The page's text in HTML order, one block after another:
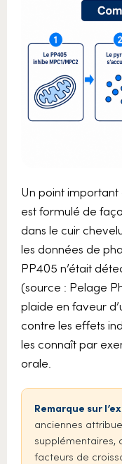
Un point
est formulé de
dans le cuir
les données de
PP405 n’était
(source : Pelage
plaide en faveur
contre les effets
les connaît par
orale.
Remarque sur
anciennes
supplémentaires,
facteurs de